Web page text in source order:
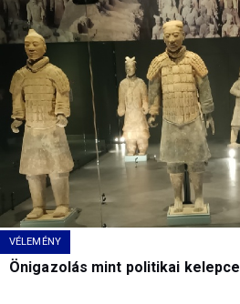
VÉLEMÉNY
Önigazolás mint politikai kelepce